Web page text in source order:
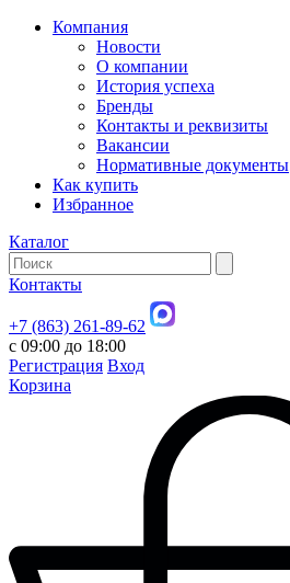
Компания
Новости
О компании
История успеха
Бренды
Контакты и реквизиты
Вакансии
Нормативные документы
Как купить
Избранное
Каталог
Контакты
+7 (863) 261-89-62
с 09:00 до 18:00
Регистрация Вход
Корзина